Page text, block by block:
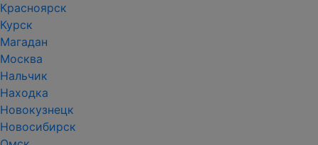
Красноярск
Курск
Магадан
Москва
Нальчик
Находка
Новокузнецк
Новосибирск